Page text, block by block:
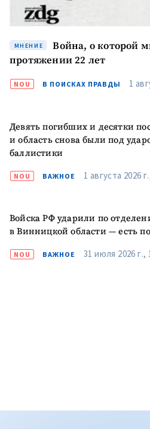
МНЕНИЕ
Война, о которой
протяжении 22 лет
NOU В ПОИСКАХ ПРАВДЫ 1
Девять погибших и десятки
и область снова были под
баллистики
NOU ВАЖНОЕ 1 августа 2026
Войска РФ ударили по
в Винницкой области — есть
NOU ВАЖНОЕ 31 июля 2026 г.,